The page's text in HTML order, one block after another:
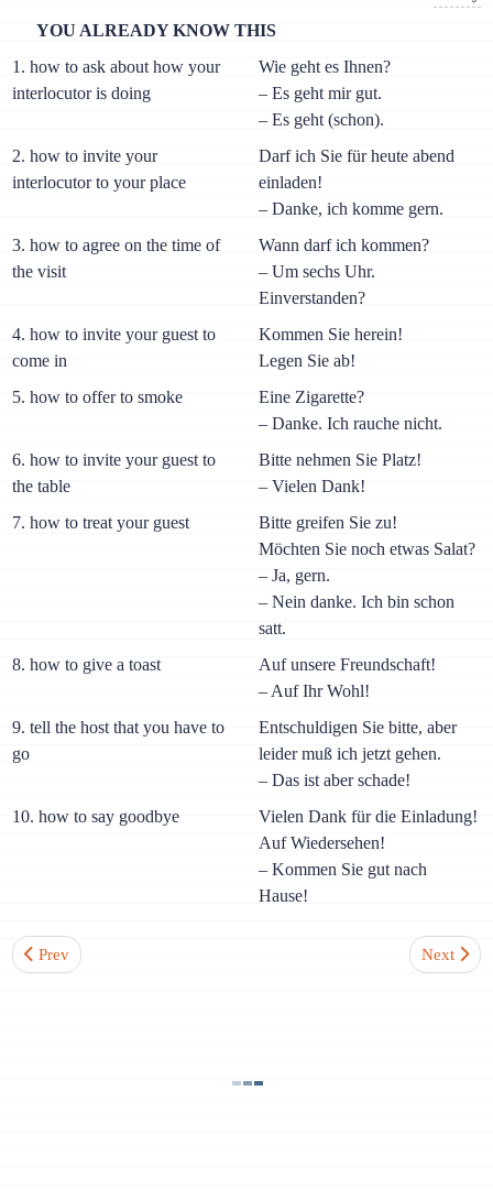
YOU ALREADY KNOW THIS
1. how to ask about how your
interlocutor is doing
Wie geht es Ihnen?
– Es geht mir gut.
– Es geht (schon).
2. how to invite your
interlocutor to your place
Darf ich Sie für heute abend
einladen!
– Danke, ich komme gern.
3. how to agree on the time of
the visit
Wann darf ich kommen?
– Um sechs Uhr.
Einverstanden?
4. how to invite your guest to
come in
Kommen Sie herein!
Legen Sie ab!
5. how to offer to smoke
Eine Zigarette?
– Danke. Ich rauche nicht.
6. how to invite your guest to
the table
Bitte nehmen Sie Platz!
– Vielen Dank!
7. how to treat your guest
Bitte greifen Sie zu!
Möchten Sie noch etwas Salat?
– Ja, gern.
– Nein danke. Ich bin schon
satt.
8. how to give a toast
Auf unsere Freundschaft!
– Auf Ihr Wohl!
9. tell the host that you have to
go
Entschuldigen Sie bitte, aber
leider muß ich jetzt gehen.
– Das ist aber schade!
10. how to say goodbye
Vielen Dank für die Einladung!
Auf Wiedersehen!
– Kommen Sie gut nach
Hause!
Previous article: Lesson 4-4. Time in German. Modal verb müssen
Prev Next
Next